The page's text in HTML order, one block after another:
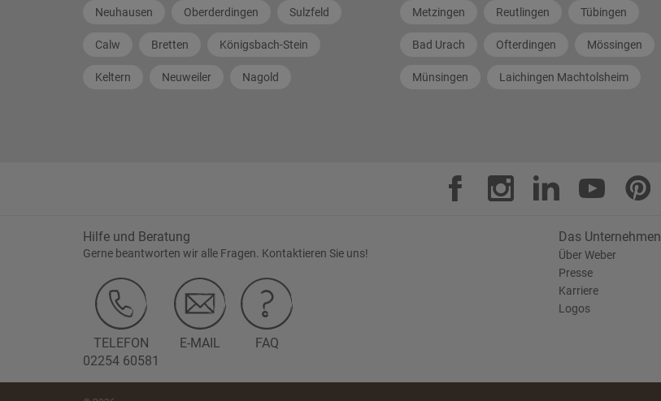
Neuhausen Oberderdingen Sulzfeld
Calw Bretten Königsbach-Stein
Keltern Neuweiler Nagold
Metzingen Reutlingen Tübingen
Bad Urach Ofterdingen Mössingen
Münsingen Laichingen Machtolsheim
Hilfe und Beratung
Gerne beantworten wir alle Fragen. Kontaktieren Sie uns!
TELEFON
02254 60581
E-MAIL FAQ
Das Unternehmen
Über Weber
Presse
Karriere
Logos